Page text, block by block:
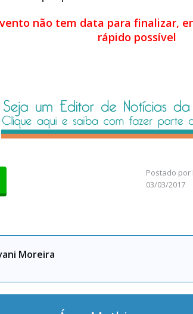
não tem data para finalizar,
rápido possível
Postado por
03/03/2017
Moreira